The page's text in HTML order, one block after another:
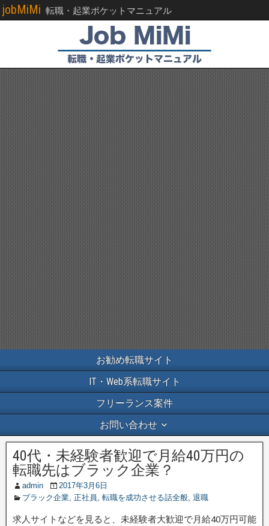
jobMiMi 転職・起業ポケットマニュアル
お勧め転職サイト
IT・Web系転職サイト
フリーランス案件
お問い合わせ
40代・未経験者歓迎で月給40万円の
転職先はブラック企業？
admin
2017年3月6日
ブラック企業, 正社員 , 転職を成功させる話全般, 退職
求人サイトなどを見ると、未経験者大歓迎で月給40万円可能